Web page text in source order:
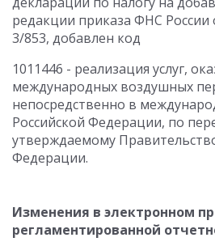
редакции приказа ФНС России
3/853, добавлен код
1011446 - реализация услуг,
международных воздушных
непосредственно в
Российской Федерации, по
утверждаемому
Федерации.
Изменения в электронном
регламентированной